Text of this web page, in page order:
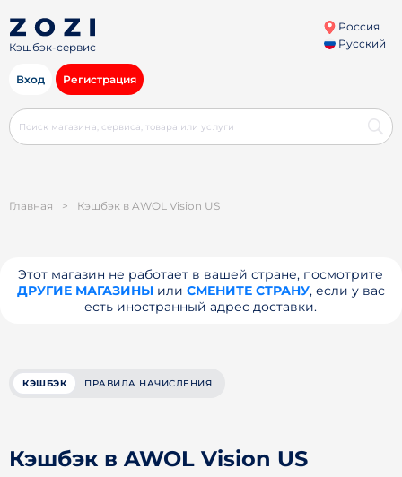
Кэшбэк-сервис
Россия
Русский
Вход Регистрация
Главная > Кэшбэк в AWOL Vision US
Этот магазин не работает в вашей стране, посмотрите
ДРУГИЕ МАГАЗИНЫили СМЕНИТЕ СТРАНУ, если у вас
есть иностранный адрес доставки.
КЭШБЭК ПРАВИЛА НАЧИСЛЕНИЯ
Кэшбэк в AWOL Vision US